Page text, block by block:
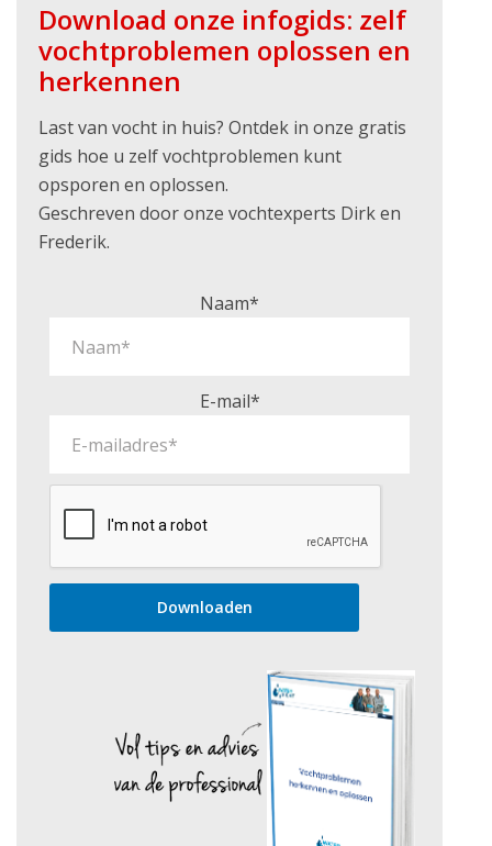
Download onze infogids: zelf
vochtproblemen oplossen en
herkennen
Last van vocht in huis? Ontdek in onze gratis
gids hoe u zelf vochtproblemen kunt
opsporen en oplossen.
Geschreven door onze vochtexperts Dirk en
Frederik.
Naam*
E-mail*